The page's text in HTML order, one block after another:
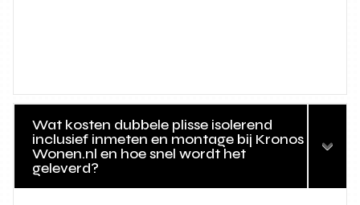
Wat kosten dubbele plisse isolerend
inclusief inmeten en montage bij Kronos
Wonen.nl en hoe snel wordt het
geleverd?